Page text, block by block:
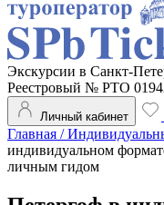
Экскурсии в Санкт-
Реестровый № РТО
Личный кабинет
Главная /
индивидуальном
личным гидом